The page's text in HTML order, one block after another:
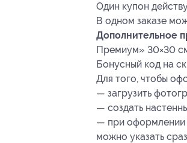
Один купон
В одном заказе
Дополнительное
Премиум» 30×30
Бонусный код на
Для того, чтобы
— загрузить
— создать
— при оформлении
можно указать